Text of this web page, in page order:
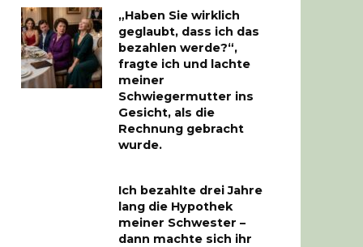
„Haben Sie wirklich
geglaubt, dass ich das
bezahlen werde?“,
fragte ich und lachte
meiner
Schwiegermutter ins
Gesicht, als die
Rechnung gebracht
wurde.
Ich bezahlte drei Jahre
lang die Hypothek
meiner Schwester –
dann machte sich ihr